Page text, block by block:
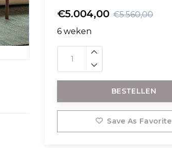
€5.004,00 €5.560,00
6 weken
BESTELLEN
Save As Favorite